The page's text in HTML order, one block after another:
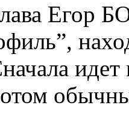
Егор
идет